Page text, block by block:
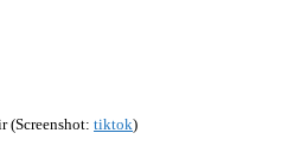
(Screenshot: tiktok)